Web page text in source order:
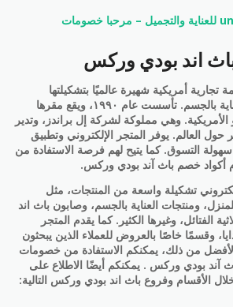
اند بودي وركس
أمريكية شهيرة عالميًا بتشكيلتها
الواسعة من منتجات العناية بالجسم. تأسست عام ١٩٩٠، ويقع مقرها
الأمريكية. وهي مملوكة لشركة إل براندز، وتدير
أكثر من ١٩٠٠ متجر حول العالم. يوفر المتجر الإلكتروني وتطبيق
سهولة التسوق. كما يتيح لهم فرصة الاستفادة من
أكواد خصم باث آند بودي وركس.
تشكيلة واسعة من المنتجات، مثل
ومنتجات العناية بالجسم، وصابون باث اند
الفتائل، وغيرها الكثير. كما يقدم المتجر
وقسمًا خاصًا بالعروض للعملاء الذين يبحثون
من ذلك، يمكنكم الاستفادة من خصومات
آند بودي وركس . يمكنكم أيضًا الاطلاع على
الأقسام وفروع باث اند بودي وركس التالية: